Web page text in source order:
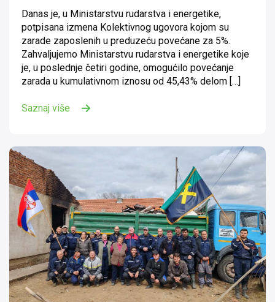
Danas je, u Ministarstvu rudarstva i energetike,
potpisana izmena Kolektivnog ugovora kojom su
zarade zaposlenih u preduzeću povećane za 5%.
Zahvaljujemo Ministarstvu rudarstva i energetike koje
je, u poslednje četiri godine, omogućilo povećanje
zarada u kumulativnom iznosu od 45,43% delom […]
Saznaj više